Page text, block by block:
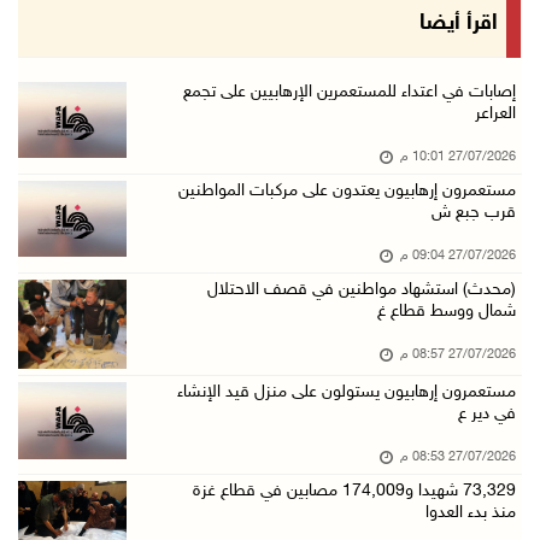
اقرأ أيضا
إصابات في اعتداء للمستعمرين الإرهابيين على تجمع
العراعر
27/07/2026 10:01 م
مستعمرون إرهابيون يعتدون على مركبات المواطنين
قرب جبع ش
27/07/2026 09:04 م
(محدث) استشهاد مواطنين في قصف الاحتلال
شمال ووسط قطاع غ
27/07/2026 08:57 م
مستعمرون إرهابيون يستولون على منزل قيد الإنشاء
في دير ع
27/07/2026 08:53 م
73,329 شهيدا و174,009 مصابين في قطاع غزة
منذ بدء العدوا